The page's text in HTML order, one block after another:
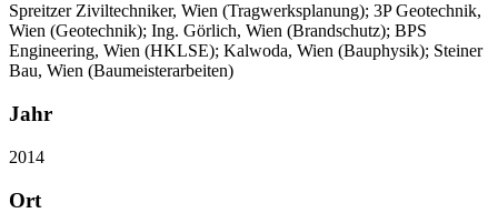
Spreitzer Ziviltechniker, Wien (Tragwerksplanung); 3P Geotechnik,
Wien (Geotechnik); Ing. Görlich, Wien (Brandschutz); BPS
Engineering, Wien (HKLSE); Kalwoda, Wien (Bauphysik); Steiner
Bau, Wien (Baumeisterarbeiten)
Jahr
2014
Ort